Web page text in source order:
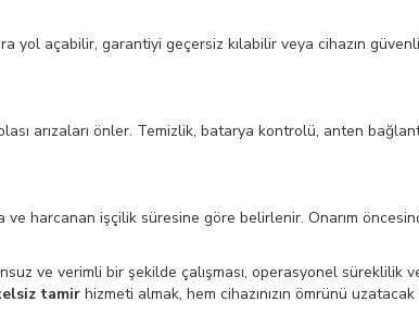
yol açabilir, garantiyi geçersiz kılabilir veya cihazın
arızaları önler. Temizlik, batarya kontrolü, anten
ve harcanan işçilik süresine göre belirlenir. Onarım
ve verimli bir şekilde çalışması, operasyonel süreklilik
tamir hizmeti almak, hem cihazınızın ömrünü